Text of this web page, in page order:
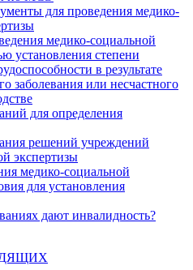
для проведения медико-
медико-социальной
установления степени
в результате
заболевания или несчастного
для определения
решений учреждений
экспертизы
медико-социальной
для установления
дают инвалидность?